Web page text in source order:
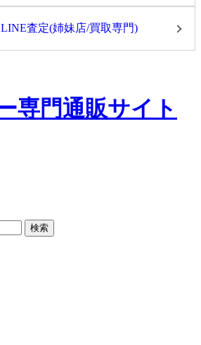
査定(姉妹店/買取専門)